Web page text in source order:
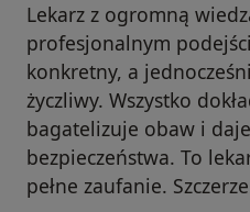
Lekarz z ogromną
profesjonalnym
konkretny, a
życzliwy. Wszystko
bagatelizuje obaw i
bezpieczeństwa. To
pełne zaufanie.